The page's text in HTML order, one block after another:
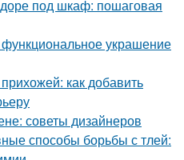
под шкаф: пошаговая
украшение
как добавить
советы дизайнеров
способы борьбы с тлей: